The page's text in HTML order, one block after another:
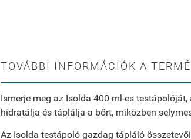
TOVÁBBI INFORMÁCIÓK A
Ismerje meg az Isolda 400 ml-es
hidratálja és táplálja a bőrt, miközben
Az Isolda testápoló gazdag tápláló